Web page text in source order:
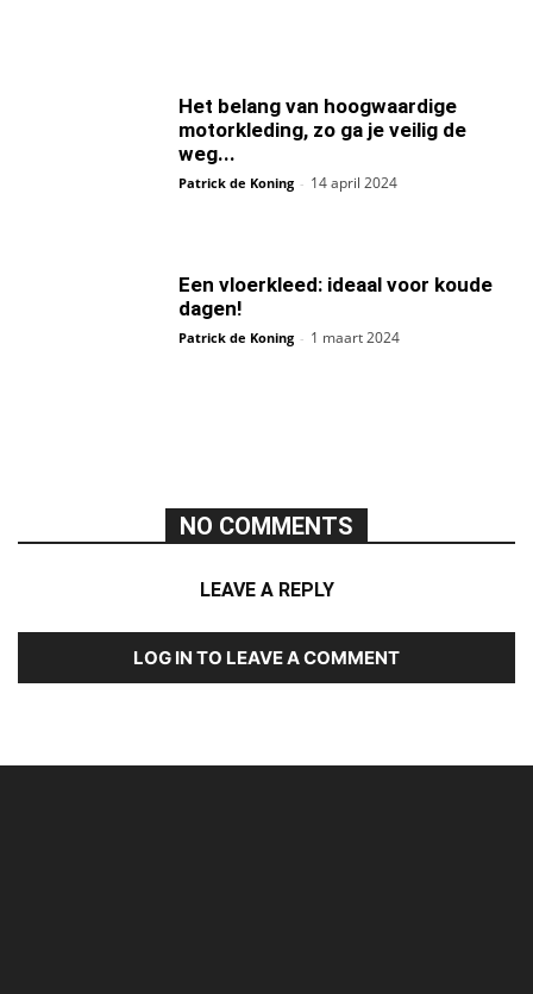
Het belang van hoogwaardige
motorkleding, zo ga je veilig de
weg...
Patrick de Koning - 14 april 2024
Een vloerkleed: ideaal voor koude
dagen!
Patrick de Koning - 1 maart 2024
NO COMMENTS
LEAVE A REPLY
LOG IN TO LEAVE A COMMENT